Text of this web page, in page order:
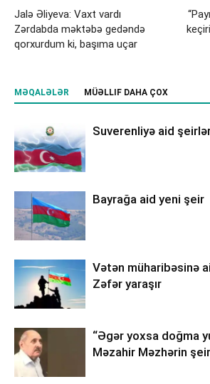
Jalə Əliyeva: Vaxt vardı
Zərdabda məktəbə gedəndə
qorxurdum ki, başıma uçar
MƏQALƏLƏR MÜƏLLIF DAHA ÇOX
Suverenliyə aid
Bayrağa aid yeni şeir
Vətən müharibəsinə
Zəfər yaraşır
“Əgər yoxsa doğma
Məzahir Məzhərin